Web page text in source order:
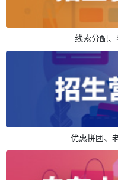
线索分配
优惠拼团、